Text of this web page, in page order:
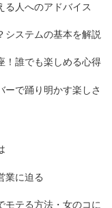
る人へのアドバイス
システムの基本を解説
！誰でも楽しめる心得
ーで踊り明かす楽しさ
業に迫る
モテる方法・女のコに